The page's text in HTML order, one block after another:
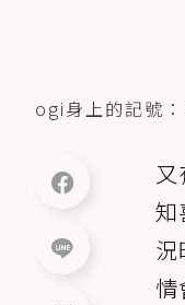
ogi身上的記號
知
情